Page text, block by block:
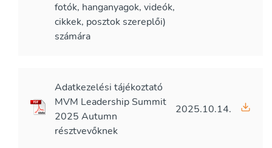
fotók, hanganyagok, videók,
cikkek, posztok szereplői)
számára
Adatkezelési tájékoztató
MVM Leadership Summit
2025 Autumn
résztvevőknek
2025.10.14.